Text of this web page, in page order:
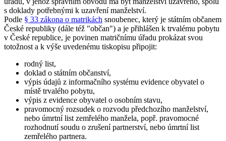
s doklady potřebnými k uzavření manželství.
Podle § 33 zákona o matrikách snoubenec, který je státním občanem
České republiky (dále též "občan") a je přihlášen k trvalému pobytu
v České republice, je povinen matričnímu úřadu prokázat svou
totožnost a k výše uvedenému tiskopisu připojit:
rodný list,
doklad o státním občanství,
výpis údajů z informačního systému evidence obyvatel o
místě trvalého pobytu,
výpis z evidence obyvatel o osobním stavu,
pravomocný rozsudek o rozvodu předchozího manželství,
nebo úmrtní list zemřelého manžela, popř. pravomocné
rozhodnutí soudu o zrušení partnerství, nebo úmrtní list
zemřelého partnera.